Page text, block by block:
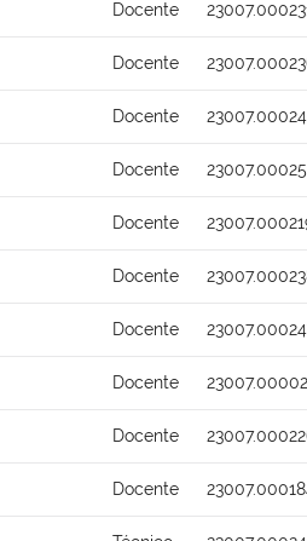
Docente
Docente
Docente
Docente
Docente
Docente
Docente
Docente
Docente
Docente